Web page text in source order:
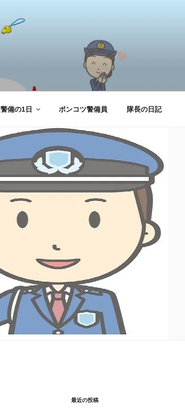
備の1日 ポンコツ警備員 隊長の日記
最近の投稿